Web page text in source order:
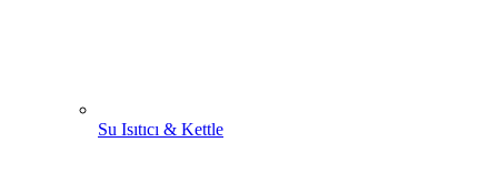
Su Isıtıcı & Kettle